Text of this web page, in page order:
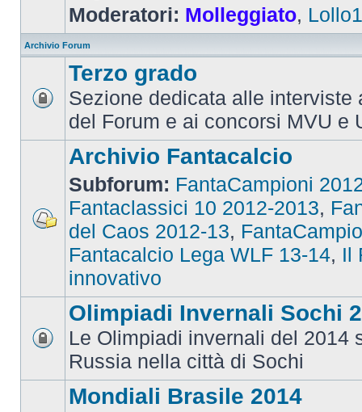
Moderatori: Molleggiato,
Archivio Forum
Terzo grado
Sezione dedicata alle interviste
del Forum e ai concorsi MVU e
Archivio Fantacalcio
Subforum: FantaCampioni
Fantaclassici 10 2012-2013,
del Caos 2012-13,
Fantacalcio Lega WLF 13-14, Il
innovativo
Olimpiadi Invernali Sochi
Le Olimpiadi invernali del 2014
Russia nella città di Sochi
Mondiali Brasile 2014